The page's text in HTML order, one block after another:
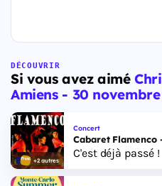
DÉCOUVRIR
Si vous avez aimé
Amiens - 30 novembre
+2 autres
Concert
Cabaret Flamenco
C'est déjà passé !